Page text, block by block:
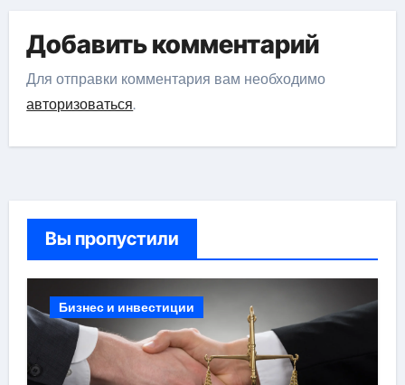
Добавить комментарий
Для отправки комментария вам необходимо
авторизоваться.
Вы пропустили
Бизнес и инвестиции